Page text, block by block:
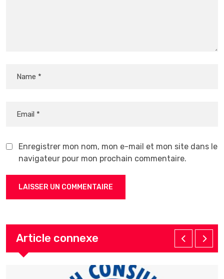
Enregistrer mon nom, mon e-mail et mon site dans le
navigateur pour mon prochain commentaire.
Article connexe